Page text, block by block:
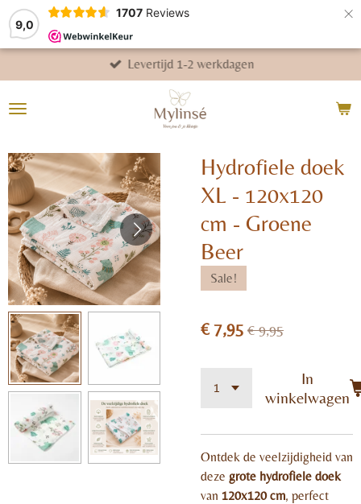
9,0
1707 Reviews ×
Levertijd 1-2 werkdagen
Hydrofiele doek
XL - 120x120
cm - Groene
Beer
Sale!
€ 7,95 € 9,95
In
winkelwagen
Ontdek de veelzijdigheid van
deze grote hydrofiele doek
van 120x120 cm, perfect